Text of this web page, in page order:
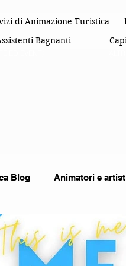
di Animazione Turistica
Bagnanti
Blog Animatori e
Animazione